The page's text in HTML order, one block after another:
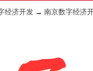
经济开发 → 南京数字经济